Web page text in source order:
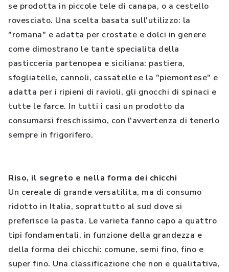
se prodotta in piccole tele di canapa, o a cestello
rovesciato. Una scelta basata sull'utilizzo: la
"romana" e adatta per crostate e dolci in genere
come dimostrano le tante specialita della
pasticceria partenopea e siciliana: pastiera,
sfogliatelle, cannoli, cassatelle e la "piemontese" e
adatta per i ripieni di ravioli, gli gnocchi di spinaci e
tutte le farce. In tutti i casi un prodotto da
consumarsi freschissimo, con l'avvertenza di tenerlo
sempre in frigorifero.
Riso, il segreto e nella forma dei chicchi
Un cereale di grande versatilita, ma di consumo
ridotto in Italia, soprattutto al sud dove si
preferisce la pasta. Le varieta fanno capo a quattro
tipi fondamentali, in funzione della grandezza e
della forma dei chicchi: comune, semi fino, fino e
super fino. Una classificazione che non e qualitativa,